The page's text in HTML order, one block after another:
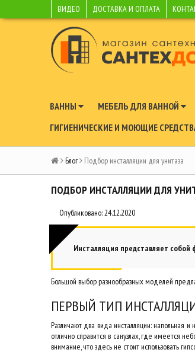
ВИДЕО ДОСТАВКА И ОПЛАТА
ВАННЫ МЕБЕЛЬ ДЛЯ ВАННОЙ
ГИГИЕНИЧЕСКИЕ И МОЮЩИЕ
Блог Подбор инсталляции для унитаза
ПОДБОР ИНСТАЛЛЯЦИИ ДЛЯ
Опубликовано: 24.12.2020
Инсталляция представляет собой
Большой выбор разнообразных моделей
ПЕРВЫЙ ТИП
Различают два вида инсталляции: напольная
отлично справится в санузлах, где имеется
внимание, что здесь не стоит использовать